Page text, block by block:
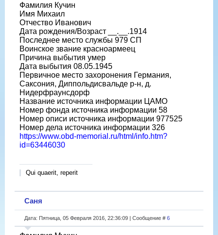
Фамилия Кучин
Имя Михаил
Отчество Иванович
Дата рождения/Возраст __.__.1914
Последнее место службы 979 СП
Воинское звание красноармеец
Причина выбытия умер
Дата выбытия 08.05.1945
Первичное место захоронения Германия,
Саксония, Диппольдисвальде р-н, д.
Нидерфраунсдорф
Название источника информации ЦАМО
Номер фонда источника информации 58
Номер описи источника информации 977525
Номер дела источника информации 326
https://www.obd-memorial.ru/html/info.htm?
id=63446030
Qui quaerit, reperit
Саня
Дата: Пятница, 05 Февраля 2016, 22:36:09 | Сообщение # 6